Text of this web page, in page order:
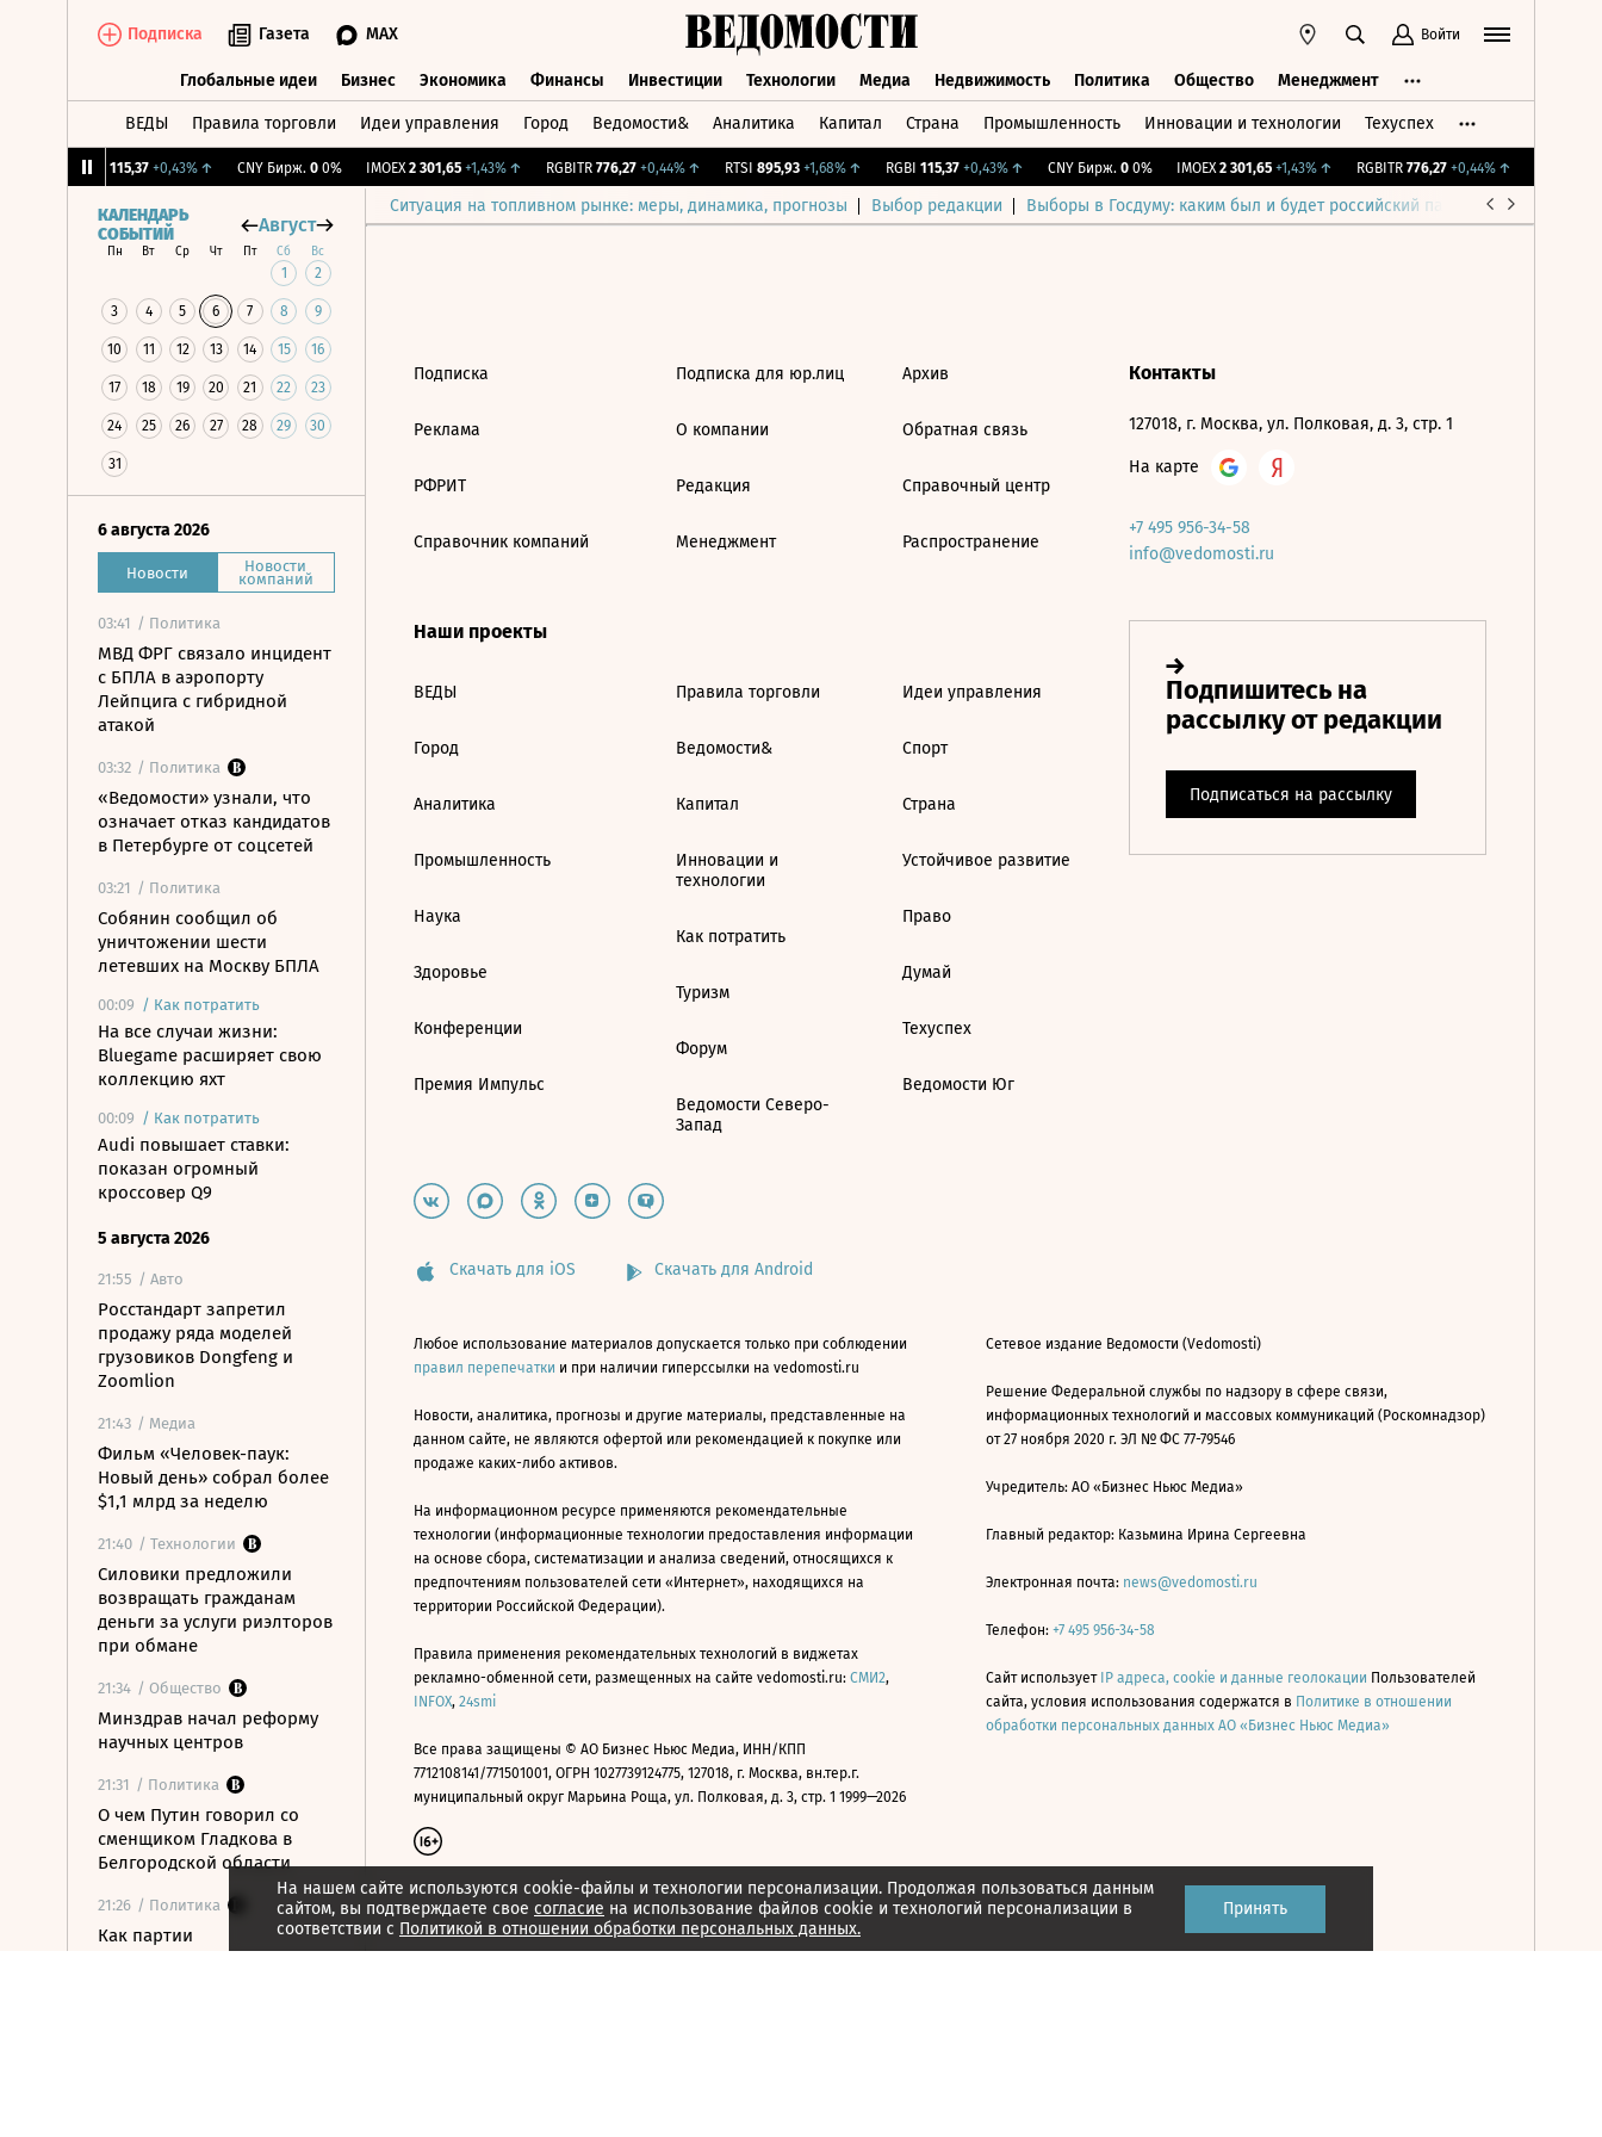
Подписка Газета MAX Войти
Глобальные идеи Бизнес Экономика Финансы Инвестиции Технологии Медиа Недвижимость Политика Общество Менеджмент
ВЕДЫ Правила торговли Идеи управления Город Ведомости& Аналитика Капитал Страна Промышленность Инновации и технологии Техуспех
115,37 +0,43%↑ CNY Бирж. 0 0% IMOEX 2 301,65 +1,43%↑ RGBITR 776,27 +0,44%↑ RTSI 895,93 +1,68%↑ RGBI 115,37 +0,43%↑ CNY Бирж. 0 0% IMOEX 2 301,65 +1,43%↑ RGBITR 776,27 +0,44%↑
Ситуация на топливном рынке: меры, динамика, прогнозы Выбор редакции Выборы в Госдуму: каким был и будет российский парламент
КАЛЕНДАРЬ
СОБЫТИЙ
Август
Пн Вт Ср Чт Пт Сб Вс
1 2
3 4 5 6 7 8 9
10 11 12 13 14 15 16
17 18 19 20 21 22 23
24 25 26 27 28 29 30
31
6 августа 2026
Новости Новости
компаний
03:41 / Политика
МВД ФРГ связало инцидент
с БПЛА в аэропорту
Лейпцига с гибридной
атакой
03:32 / Политика
«Ведомости» узнали, что
означает отказ кандидатов
в Петербурге от соцсетей
03:21 / Политика
Собянин сообщил об
уничтожении шести
летевших на Москву БПЛА
00:09 / Как потратить
На все случаи жизни:
Bluegame расширяет свою
коллекцию яхт
00:09 / Как потратить
Audi повышает ставки:
показан огромный
кроссовер Q9
5 августа 2026
21:55 / Авто
Росстандарт запретил
продажу ряда моделей
грузовиков Dongfeng и
Zoomlion
21:43 / Медиа
Фильм «Человек-паук:
Новый день» собрал более
$1,1 млрд за неделю
21:40 / Технологии
Силовики предложили
возвращать гражданам
деньги за услуги риэлторов
при обмане
21:34 / Общество
Минздрав начал реформу
научных центров
21:31 / Политика
О чем Путин говорил со
сменщиком Гладкова в
Белгородской области
21:26 / Политика
Как партии
На нашем сайте используются cookie-файлы и технологии персонализации. Продолжая пользоваться данным
сайтом, вы подтверждаете свое согласие на использование файлов cookie и технологий персонализации в
соответствии с Политикой в отношении обработки персональных данных.
Принять
Подписка
Реклама
РФРИТ
Справочник компаний
Подписка для юр.лиц
О компании
Редакция
Менеджмент
Архив
Обратная связь
Справочный центр
Распространение
Наши проекты
ВЕДЫ
Город
Аналитика
Промышленность
Наука
Здоровье
Конференции
Премия Импульс
Правила торговли
Ведомости&
Капитал
Инновации и
технологии
Как потратить
Туризм
Форум
Ведомости Северо-
Запад
Идеи управления
Спорт
Страна
Устойчивое развитие
Право
Думай
Техуспех
Ведомости Юг
Контакты
127018, г. Москва, ул. Полковая, д. 3, стр. 1
На карте
+7 495 956-34-58
info@vedomosti.ru
Скачать для iOS Скачать для Android
Любое использование материалов допускается только при соблюдении
правил перепечатки и при наличии гиперссылки на vedomosti.ru
Новости, аналитика, прогнозы и другие материалы, представленные на
данном сайте, не являются офертой или рекомендацией к покупке или
продаже каких-либо активов.
На информационном ресурсе применяются рекомендательные
технологии (информационные технологии предоставления информации
на основе сбора, систематизации и анализа сведений, относящихся к
предпочтениям пользователей сети «Интернет», находящихся на
территории Российской Федерации).
Правила применения рекомендательных технологий в виджетах
рекламно-обменной сети, размещенных на сайте vedomosti.ru: СМИ2,
INFOX, 24smi
Все права защищены © АО Бизнес Ньюс Медиа, ИНН/КПП
7712108141/771501001, ОГРН 1027739124775, 127018, г. Москва, вн.тер.г.
муниципальный округ Марьина Роща, ул. Полковая, д. 3, стр. 1 1999—2026
Сетевое издание Ведомости (Vedomosti)
Решение Федеральной службы по надзору в сфере связи,
информационных технологий и массовых коммуникаций (Роскомнадзор)
от 27 ноября 2020 г. ЭЛ № ФС 77-79546
Учредитель: АО «Бизнес Ньюс Медиа»
Главный редактор: Казьмина Ирина Сергеевна
Электронная почта: news@vedomosti.ru
Телефон: +7 495 956-34-58
Сайт использует IP адреса, cookie и данные геолокации Пользователей
сайта, условия использования содержатся в Политике в отношении
обработки персональных данных АО «Бизнес Ньюс Медиа»